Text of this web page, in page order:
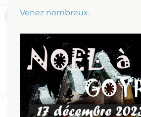
Venez nombreux.